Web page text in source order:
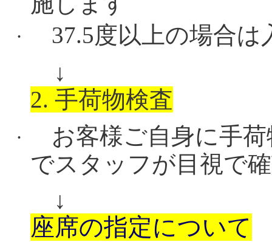
· 37.5度以上の場合は
↓
2. 手荷物検査
·
お客様ご自身に手
でスタッフが目視で
↓
座席の指定について